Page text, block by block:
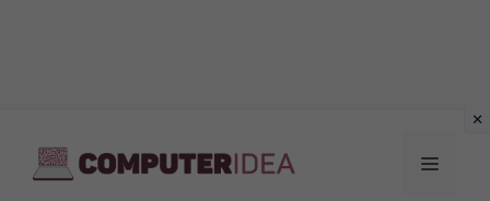
contenuto
Menu